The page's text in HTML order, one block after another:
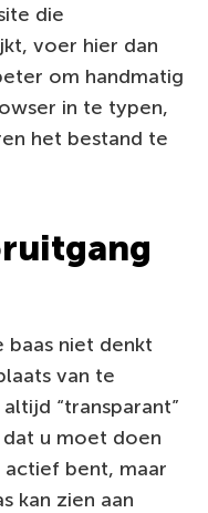
die
voer hier dan
om handmatig
in te typen,
het bestand te
niet denkt
van te
“transparant”
u moet doen
bent, maar
kan zien aan